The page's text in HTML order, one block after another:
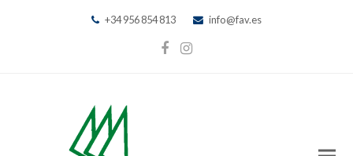
+34 956 854 813 info@fav.es
Facebook
Instagram